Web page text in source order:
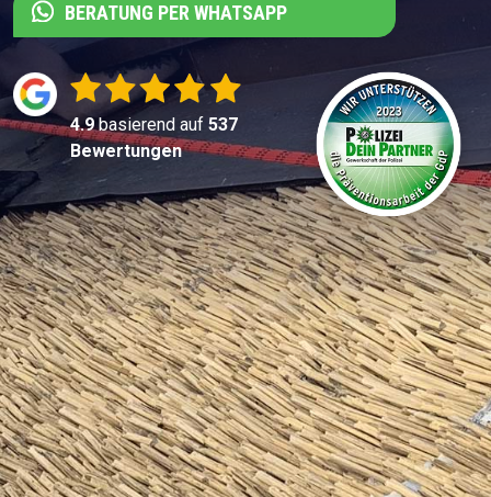
BERATUNG PER WHATSAPP
4.9basierend auf 537
Bewertungen